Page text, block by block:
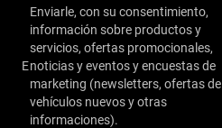
E
Enviarle, con su consentimiento,
información sobre productos y
servicios, ofertas promocionales,
noticias y eventos y encuestas de
marketing (newsletters, ofertas de
vehículos nuevos y otras
informaciones).